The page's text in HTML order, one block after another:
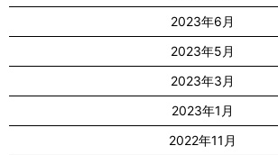
2023年6月
2023年5月
2023年3月
2023年1月
2022年11月